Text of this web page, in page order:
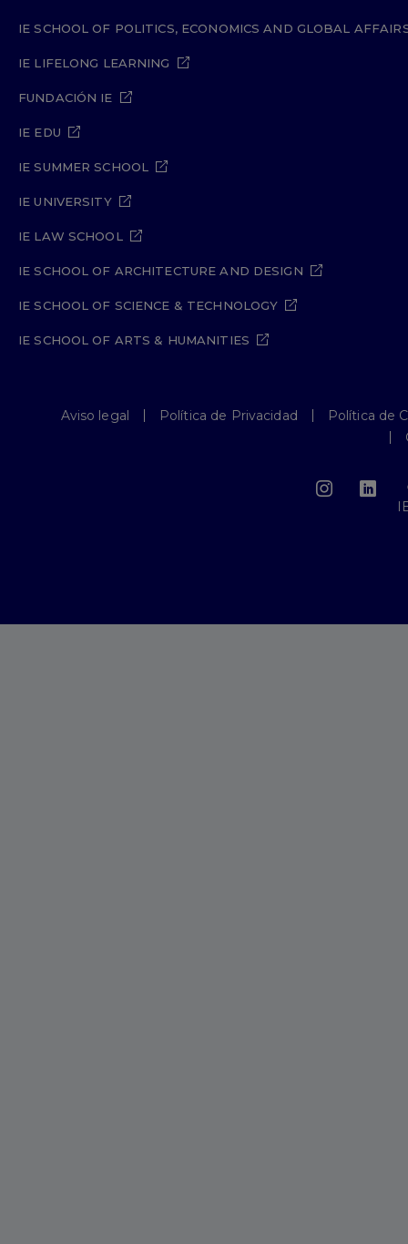
IE SCHOOL OF POLITICS, ECONOMICS AND GLOBAL
IE LIFELONG LEARNING
FUNDACIÓN IE
IE EDU
IE SUMMER SCHOOL
IE UNIVERSITY
IE LAW SCHOOL
IE SCHOOL OF ARCHITECTURE AND DESIGN
IE SCHOOL OF SCIENCE & TECHNOLOGY
IE SCHOOL OF ARTS & HUMANITIES
Aviso legal Política de Privacidad
Política de